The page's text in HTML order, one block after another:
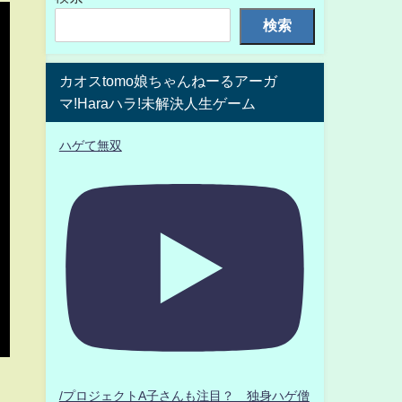
検索
カオスtomo娘ちゃんねーるアーガ
マ!Haraハラ!未解決人生ゲーム
ハゲて無双
/プロジェクトA子さんも注目？ 独身ハゲ僧